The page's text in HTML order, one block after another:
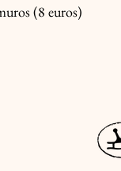
(8 euros)